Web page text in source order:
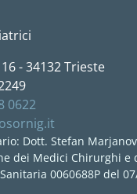
-34132Trieste
0622
Dott. Stefan
dei Medici Chirurghi e
0060688P del